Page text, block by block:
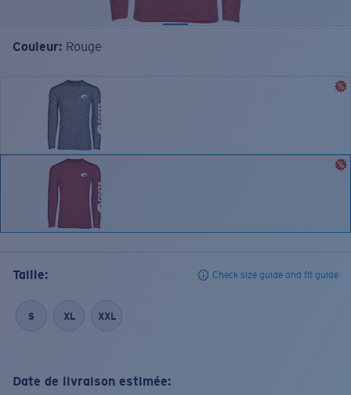
Couleur: Rouge
Taille: Check size guide and fit guide
S XL XXL
Date de livraison estimée: